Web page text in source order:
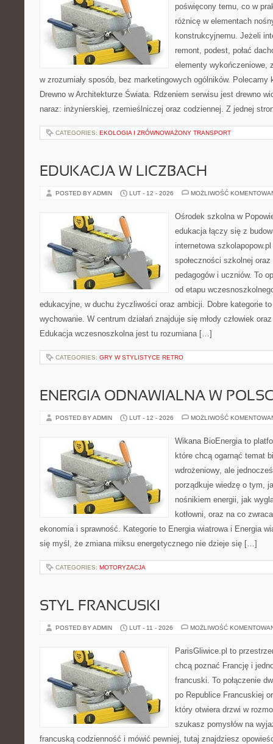
poświęcony temu, co w
różnicę w elementach
konstrukcyjnemu. Jeżeli
remont, podest, połać
elementy wykończeniowe,
w zrozumiały sposób, bez marketingowych ogólników. Polecamy
Drewno w Architekturze Świata. Rdzeniem serwisu jest drewno
naraz: inżynierskiej, rzemieślniczej oraz codziennej. Z jednej
CATEGORIES: EKOLOGIA I ZRÓWNOWAŻONY TRANSPORT
EDUKACJA W LICZBACH
POSTED BY ADMIN LUT - 12 - 2026 MOŻLIWOŚĆ
Ośrodek szkolna w
edukacja łączy się z
internetowa
społeczności szkolnej
pedagogów i uczniów. To
od etapu
edukacyjne, w duchu życzliwości oraz ambicji. Dobre kategorie
wychowanie. W centrum działań znajduje się młody człowiek
Edukacja wczesnoszkolna jest tu rozumiana […]
CATEGORIES: GRY W STYLISTYCE RETRO
ENERGIA ODNAWIALNA W
POSTED BY ADMIN LUT - 12 - 2026 MOŻLIWOŚĆ
Wikana BioEnergia to
które chcą ogarnąć temat
wdrożeniowy, ale
porządkuje wiedzę o tym,
nośnikiem energii, jak
kotłowni, oraz na co
ekonomia i sprawność. Kategorie to Energia wiatrowa i Energia
się myśl, że zmiana miksu energetycznego nie dzieje się […]
CATEGORIES: MOTORYZACJA
STYL FRANCUSKI
POSTED BY ADMIN LUT - 11 - 2026 MOŻLIWOŚĆ
ParisGliwice.pl to
chcą poznać Francję i
francuski. To połączenie
po Republice Francuskiej
który otwiera drzwi w
szukasz pomysłów na
francuską codzienność i mówić pewniej, tutaj znajdziesz